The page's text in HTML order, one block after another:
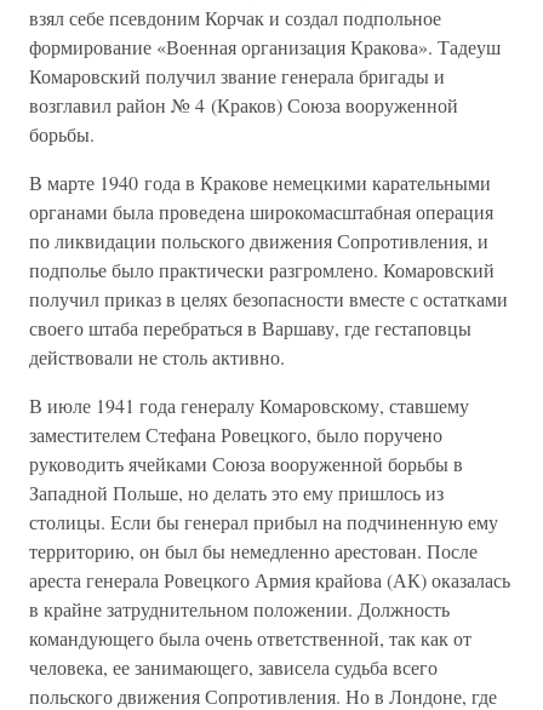
взял себе псевдоним Корчак и создал подпольное
формирование «Военная организация Кракова». Тадеуш
Комаровский получил звание генерала бригады и
возглавил район № 4 (Краков) Союза вооруженной
борьбы.
В марте 1940 года в Кракове немецкими карательными
органами была проведена широкомасштабная операция
по ликвидации польского движения Сопротивления, и
подполье было практически разгромлено. Комаровский
получил приказ в целях безопасности вместе с остатками
своего штаба перебраться в Варшаву, где гестаповцы
действовали не столь активно.
В июле 1941 года генералу Комаровскому, ставшему
заместителем Стефана Ровецкого, было поручено
руководить ячейками Союза вооруженной борьбы в
Западной Польше, но делать это ему пришлось из
столицы. Если бы генерал прибыл на подчиненную ему
территорию, он был бы немедленно арестован. После
ареста генерала Ровецкого Армия крайова (АК) оказалась
в крайне затруднительном положении. Должность
командующего была очень ответственной, так как от
человека, ее занимающего, зависела судьба всего
польского движения Сопротивления. Но в Лондоне, где